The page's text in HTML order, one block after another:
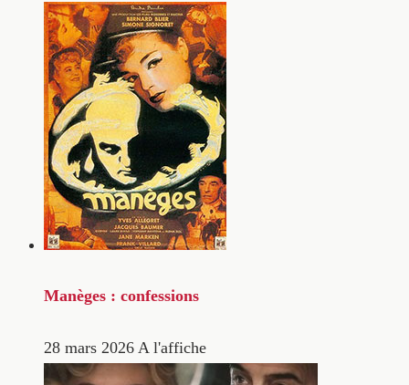
Manèges : confessions
28 mars 2026 A l'affiche